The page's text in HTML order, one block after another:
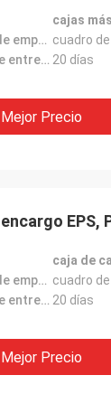
fría de
servicio
cajas
Detalles de empaquetado: cuadro de
Tiempo de entrega: 20 días
Mejor Precio
EPS,
caja de
Detalles de empaquetado: cuadro de
Tiempo de entrega: 20 días
Mejor Precio